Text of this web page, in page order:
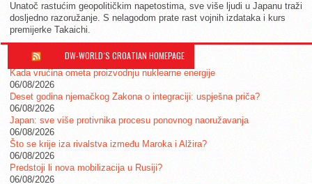
Unatoč rastućim geopolitičkim napetostima, sve više ljudi u Japanu traži
dosljedno razoružanje. S nelagodom prate rast vojnih izdataka i kurs
premijerke Takaichi.
DW-WORLD´S CROATIAN HOMEPAGE
Kada vrućina ometa proizvodnju nuklearne energije
06/08/2026
Deset godina njemačkog Zakona o integraciji: uspješna priča?
06/08/2026
Japan: sve više protivnika procesu ponovnog naoružavanja
06/08/2026
Što se krije iza rivalstva između Maroka i Alžira?
06/08/2026
Predstoji li nova mobilizacija u Rusiji?
06/08/2026